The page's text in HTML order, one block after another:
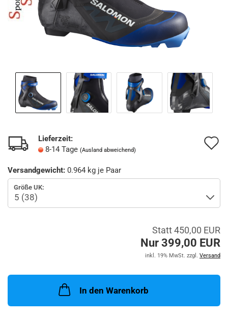
Lieferzeit:
8-14 Tage (Ausland abweichend)
Versandgewicht: 0.964 kg je Paar
Größe UK:
Statt 450,00 EUR
Nur 399,00 EUR
inkl. 19% MwSt. zzgl. Versand
In den Warenkorb